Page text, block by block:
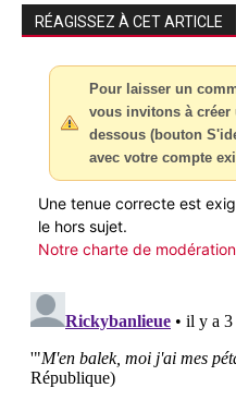
RÉAGISSEZ À CET ARTICLE
Pour laisser un
vous invitons à
dessous (bouton
avec votre compte
Une tenue correcte est
le hors sujet.
Notre charte de modération